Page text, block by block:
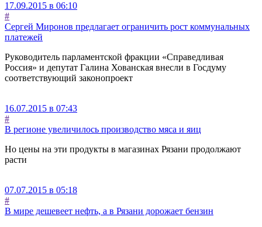
17.09.2015 в 06:10
#
Сергей Миронов предлагает ограничить рост коммунальных
платежей
Руководитель парламентской фракции «Справедливая
Россия» и депутат Галина Хованская внесли в Госдуму
соответствующий законопроект
16.07.2015 в 07:43
#
В регионе увеличилось производство мяса и яиц
Но цены на эти продукты в магазинах Рязани продолжают
расти
07.07.2015 в 05:18
#
В мире дешевеет нефть, а в Рязани дорожает бензин